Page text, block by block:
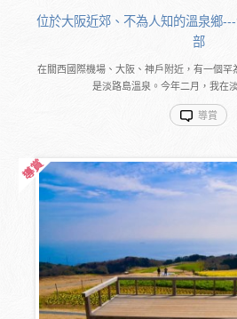
位於大阪近郊、不為人知的溫泉鄉
部
在關西國際機場、大阪、神戶附近，有一個
是淡路島溫泉。今年二月，我在
導賞